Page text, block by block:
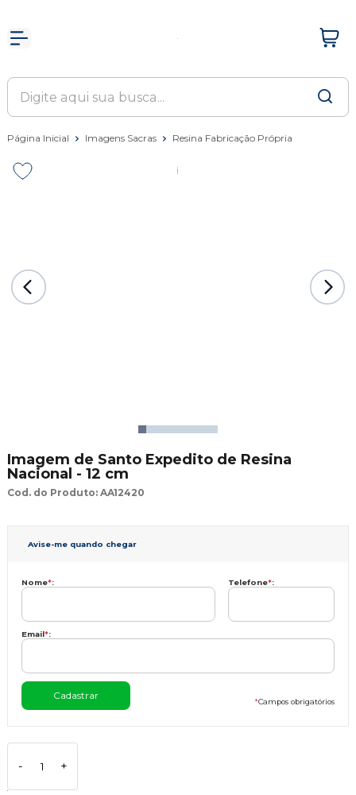
Página Inicial Imagens Sacras Resina Fabricação Própria
Imagem de Santo Expedito de Resina
Nacional - 12 cm
Cod. do Produto: AA12420
Avise-me quando chegar
Nome*: Telefone*:
Email*:
*Campos obrigatórios
- +